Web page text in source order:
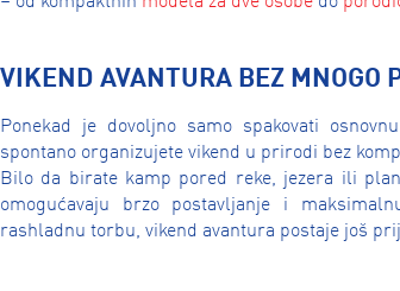
VIKEND AVANTURA BEZ MNOGO
Ponekad je dovoljno samo spakovati
spontano organizujete vikend u prirodi bez
Bilo da birate kamp pored reke, jezera ili
omogućavaju brzo postavljanje i
rashladnu torbu, vikend avantura postaje još